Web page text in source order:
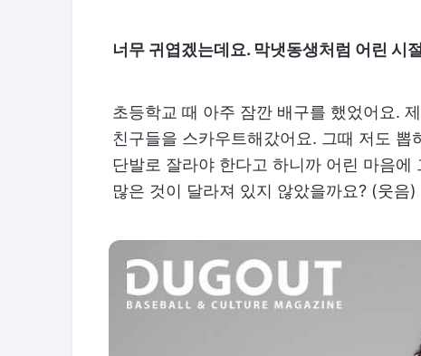
너무 귀엽겠는데요. 막냇동생처럼 어린 시
초등학교 때 아주 잠깐 배구를 했었어요.
친구들을 스카우트해갔어요. 그때 저도
단발로 잘라야 한다고 하니까 어린 마음
많은 것이 달라져 있지 않았을까요? (웃음)